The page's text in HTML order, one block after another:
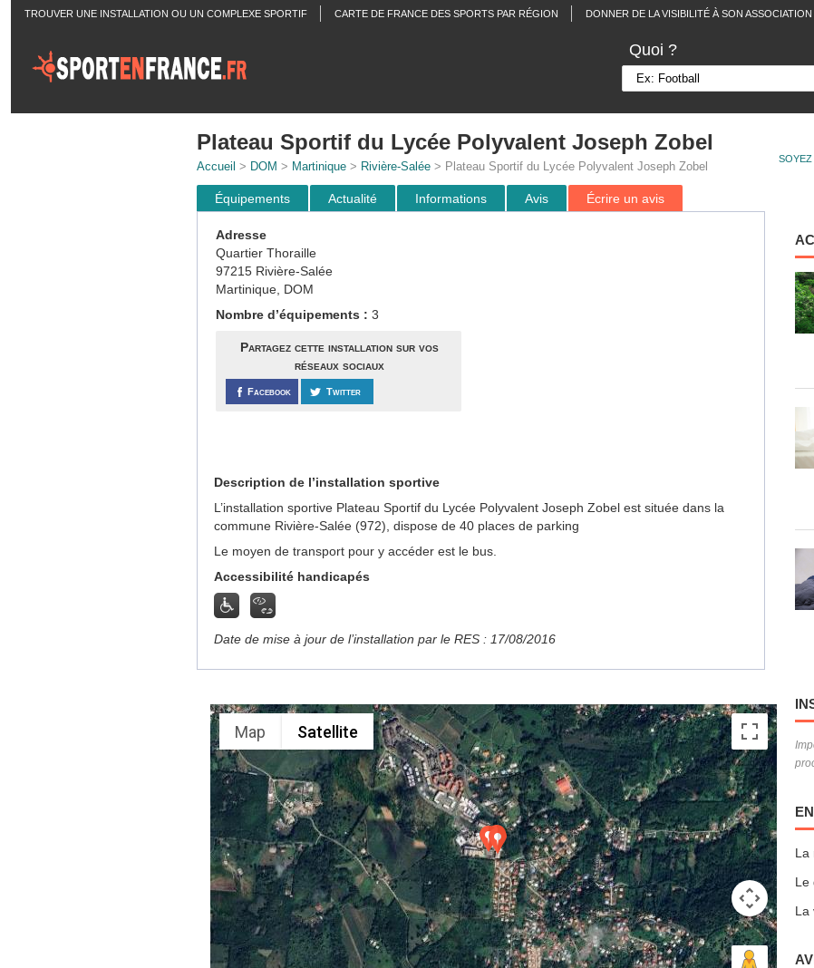
TROUVER UNE INSTALLATION OU UN COMPLEXE SPORTIF CARTE DE FRANCE DES SPORTS PAR RÉGION DONNER DE LA VISIBILITÉ À SON ASSOCIATION
Quoi ?
SOYEZ
Plateau Sportif du Lycée Polyvalent Joseph Zobel
Accueil > DOM > Martinique> Rivière-Salée> Plateau Sportif du Lycée Polyvalent Joseph Zobel
Équipements Actualité Informations Avis Écrire un avis
Adresse
Quartier Thoraille
97215 Rivière-Salée
Martinique, DOM
Nombre d’équipements : 3
Partagez cette installation sur vos
réseaux sociaux
Facebook Twitter
Description de l’installation sportive
L’installation sportive Plateau Sportif du Lycée Polyvalent Joseph Zobel est située dans la
commune Rivière-Salée (972), dispose de 40 places de parking
Le moyen de transport pour y accéder est le bus.
Accessibilité handicapés
Date de mise à jour de l’installation par le RES : 17/08/2016
Map Satellite
La
Le
La